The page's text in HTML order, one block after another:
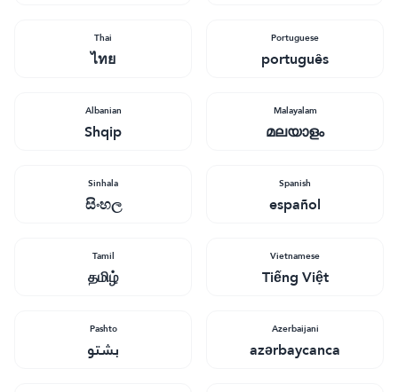
Thai
ไทย
Portuguese
português
Albanian
Shqip
Malayalam
മലയാളം
Sinhala
සිංහල
Spanish
español
Tamil
தமிழ்
Vietnamese
Tiếng Việt
Pashto
بشتو
Azerbaijani
azərbaycanca